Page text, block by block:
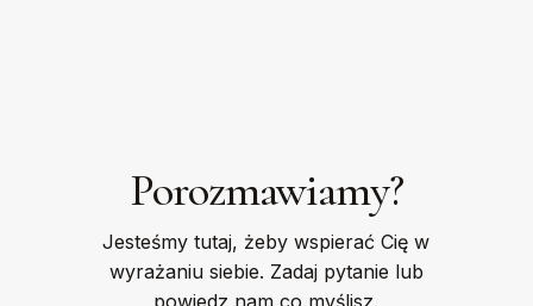
Porozmawiamy?
Jesteśmy tutaj, żeby wspierać Cię w
wyrażaniu siebie. Zadaj pytanie lub
powiedz nam co myślisz.